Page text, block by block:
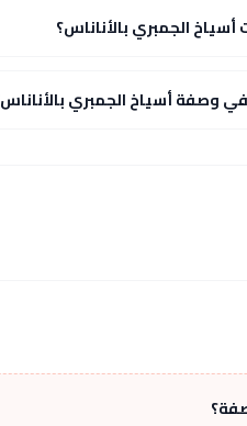
الجمبري بالأناناس؟
أسياخ الجمبري